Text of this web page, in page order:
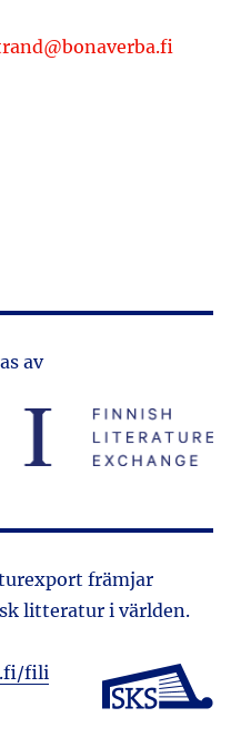
av
främjar
litteratur i världen.
fili